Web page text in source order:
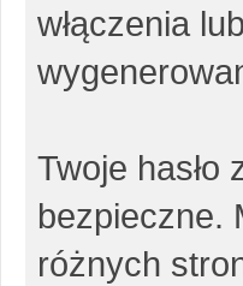
włączenia
Twoje hasło
bezpieczne.
różnych